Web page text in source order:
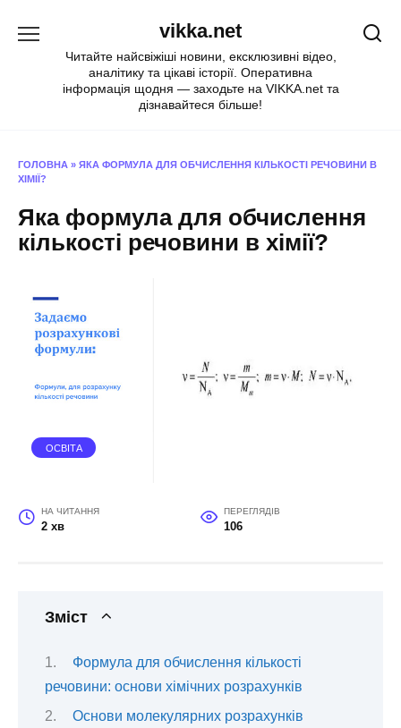
vikka.net
Читайте найсвіжіші новини, ексклюзивні відео,
аналітику та цікаві історії. Оперативна
інформація щодня — заходьте на VIKKA.net та
дізнавайтеся більше!
ГОЛОВНА » ЯКА ФОРМУЛА ДЛЯ ОБЧИСЛЕННЯ КІЛЬКОСТІ РЕЧОВИНИ В
ХІМІЇ?
Яка формула для обчислення
кількості речовини в хімії?
ОСВІТА
НА ЧИТАННЯ
2 хв
ПЕРЕГЛЯДІВ
106
Зміст
Формула для обчислення кількості
речовини: основи хімічних розрахунків
Основи молекулярних розрахунків